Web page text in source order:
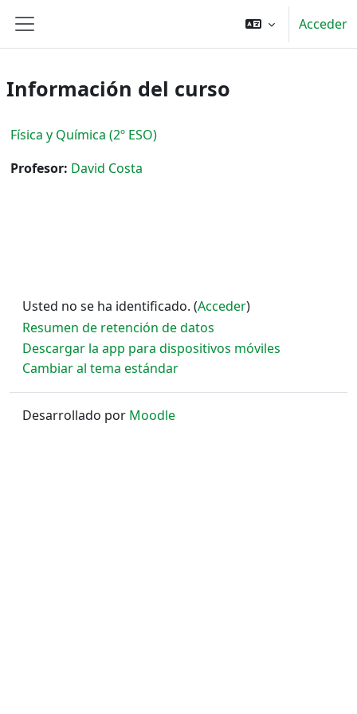
Panel lateral
Acceder
Información del curso
Física y Química (2º ESO)
Profesor: David Costa
Usted no se ha identificado. (Acceder)
Resumen de retención de datos
Descargar la app para dispositivos móviles
Cambiar al tema estándar
Desarrollado por Moodle